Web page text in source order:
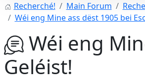
Recherché! Main Forum
Wéi eng Mine ass dëst 1905 bei
Wéi eng
Geléist!